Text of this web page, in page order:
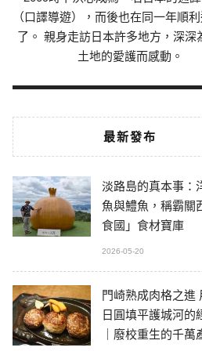
（口譯導遊），而後也在同一年順
了。 親身走訪日本許多地方，深深
土地的愛護而感動。
最新發布
淡路島的真本事：
魚與鱧魚，稱霸關
食國」食材寶庫
2026-05-20
門崎熟成肉格之進
日圓填平護城河的
｜廢校重生的千萬